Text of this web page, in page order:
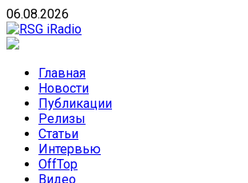
Skip
to
content
06.08.2026
направлений без возрастных
Главная
Новости
Публикации
Релизы
Статьи
Интервью
OffTop
Видео